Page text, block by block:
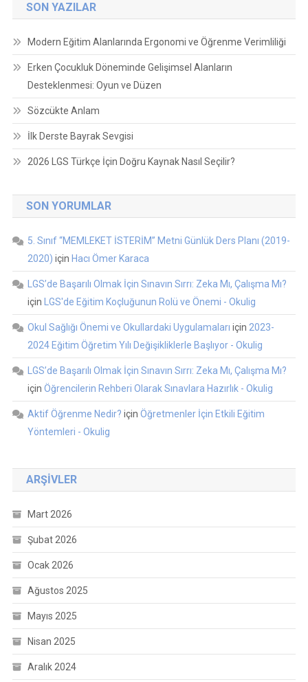
SON YAZILAR
Modern Eğitim Alanlarında Ergonomi ve Öğrenme Verimliliği
Erken Çocukluk Döneminde Gelişimsel Alanların
Desteklenmesi: Oyun ve Düzen
Sözcükte Anlam
İlk Derste Bayrak Sevgisi
2026 LGS Türkçe İçin Doğru Kaynak Nasıl Seçilir?
SON YORUMLAR
5. Sınıf “MEMLEKET İSTERİM” Metni Günlük Ders Planı (2019-
2020) için Hacı Ömer Karaca
LGS’de Başarılı Olmak İçin Sınavın Sırrı: Zeka Mı, Çalışma Mı?
için
LGS'de Eğitim Koçluğunun Rolü ve Önemi - Okulig
Okul Sağlığı Önemi ve Okullardaki Uygulamaları için 2023-
2024 Eğitim Öğretim Yılı Değişikliklerle Başlıyor - Okulig
LGS’de Başarılı Olmak İçin Sınavın Sırrı: Zeka Mı, Çalışma Mı?
için Öğrencilerin Rehberi Olarak Sınavlara Hazırlık - Okulig
Aktif Öğrenme Nedir? için Öğretmenler İçin Etkili Eğitim
Yöntemleri - Okulig
ARŞIVLER
Mart 2026
Şubat 2026
Ocak 2026
Ağustos 2025
Mayıs 2025
Nisan 2025
Aralık 2024